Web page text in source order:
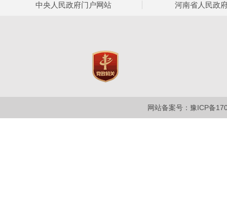
中央人民政府门户网站 河南省人民政
网站备案号：豫ICP备